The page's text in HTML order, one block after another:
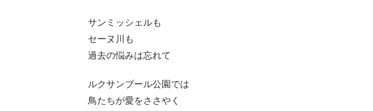
サンミッシェルも
セーヌ川も
過去の悩みは忘れて
ルクサンブール公園では
鳥たちが愛をささやく